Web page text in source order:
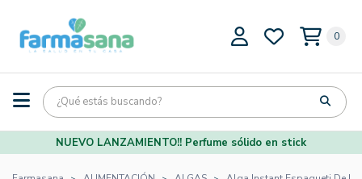
0
NUEVO LANZAMIENTO!! Perfume sólido en stick